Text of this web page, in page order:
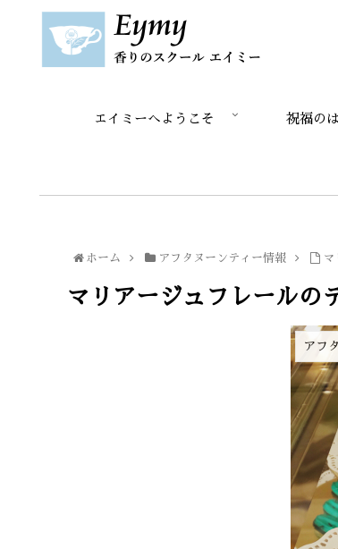
エイミーへようこそ 祝福の
ホーム アフタヌーンティー情報 マ
マリアージュフレールの
アフ